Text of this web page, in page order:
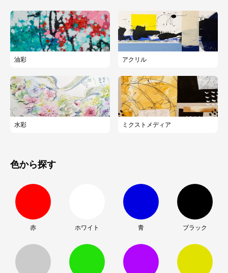
油彩 アクリル
水彩 ミクストメディア
色から探す
赤 ホワイト 青 ブラック